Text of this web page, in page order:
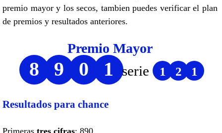
premio mayor y los secos, tambien puedes verificar el plan
de premios y resultados anteriores.
Premio Mayor
8 9 0 1 serie 1 2 1
Resultados para chance
Primeras tres cifras: 890